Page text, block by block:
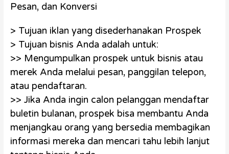
Pesan, dan Konversi
> Tujuan iklan yang disederhanakan Prospek
> Tujuan bisnis Anda adalah untuk:
>> Mengumpulkan prospek untuk bisnis atau
merek Anda melalui pesan, panggilan telepon,
atau pendaftaran.
>> Jika Anda ingin calon pelanggan mendaftar
buletin bulanan, prospek bisa membantu Anda
menjangkau orang yang bersedia membagikan
informasi mereka dan mencari tahu lebih lanjut